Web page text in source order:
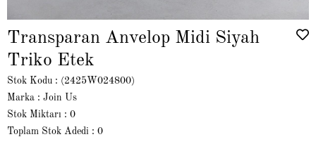
Transparan Anvelop Midi Siyah
Triko Etek
Stok Kodu
(2425W024800)
Marka : Join Us
Stok Miktarı : 0
Toplam Stok Adedi : 0